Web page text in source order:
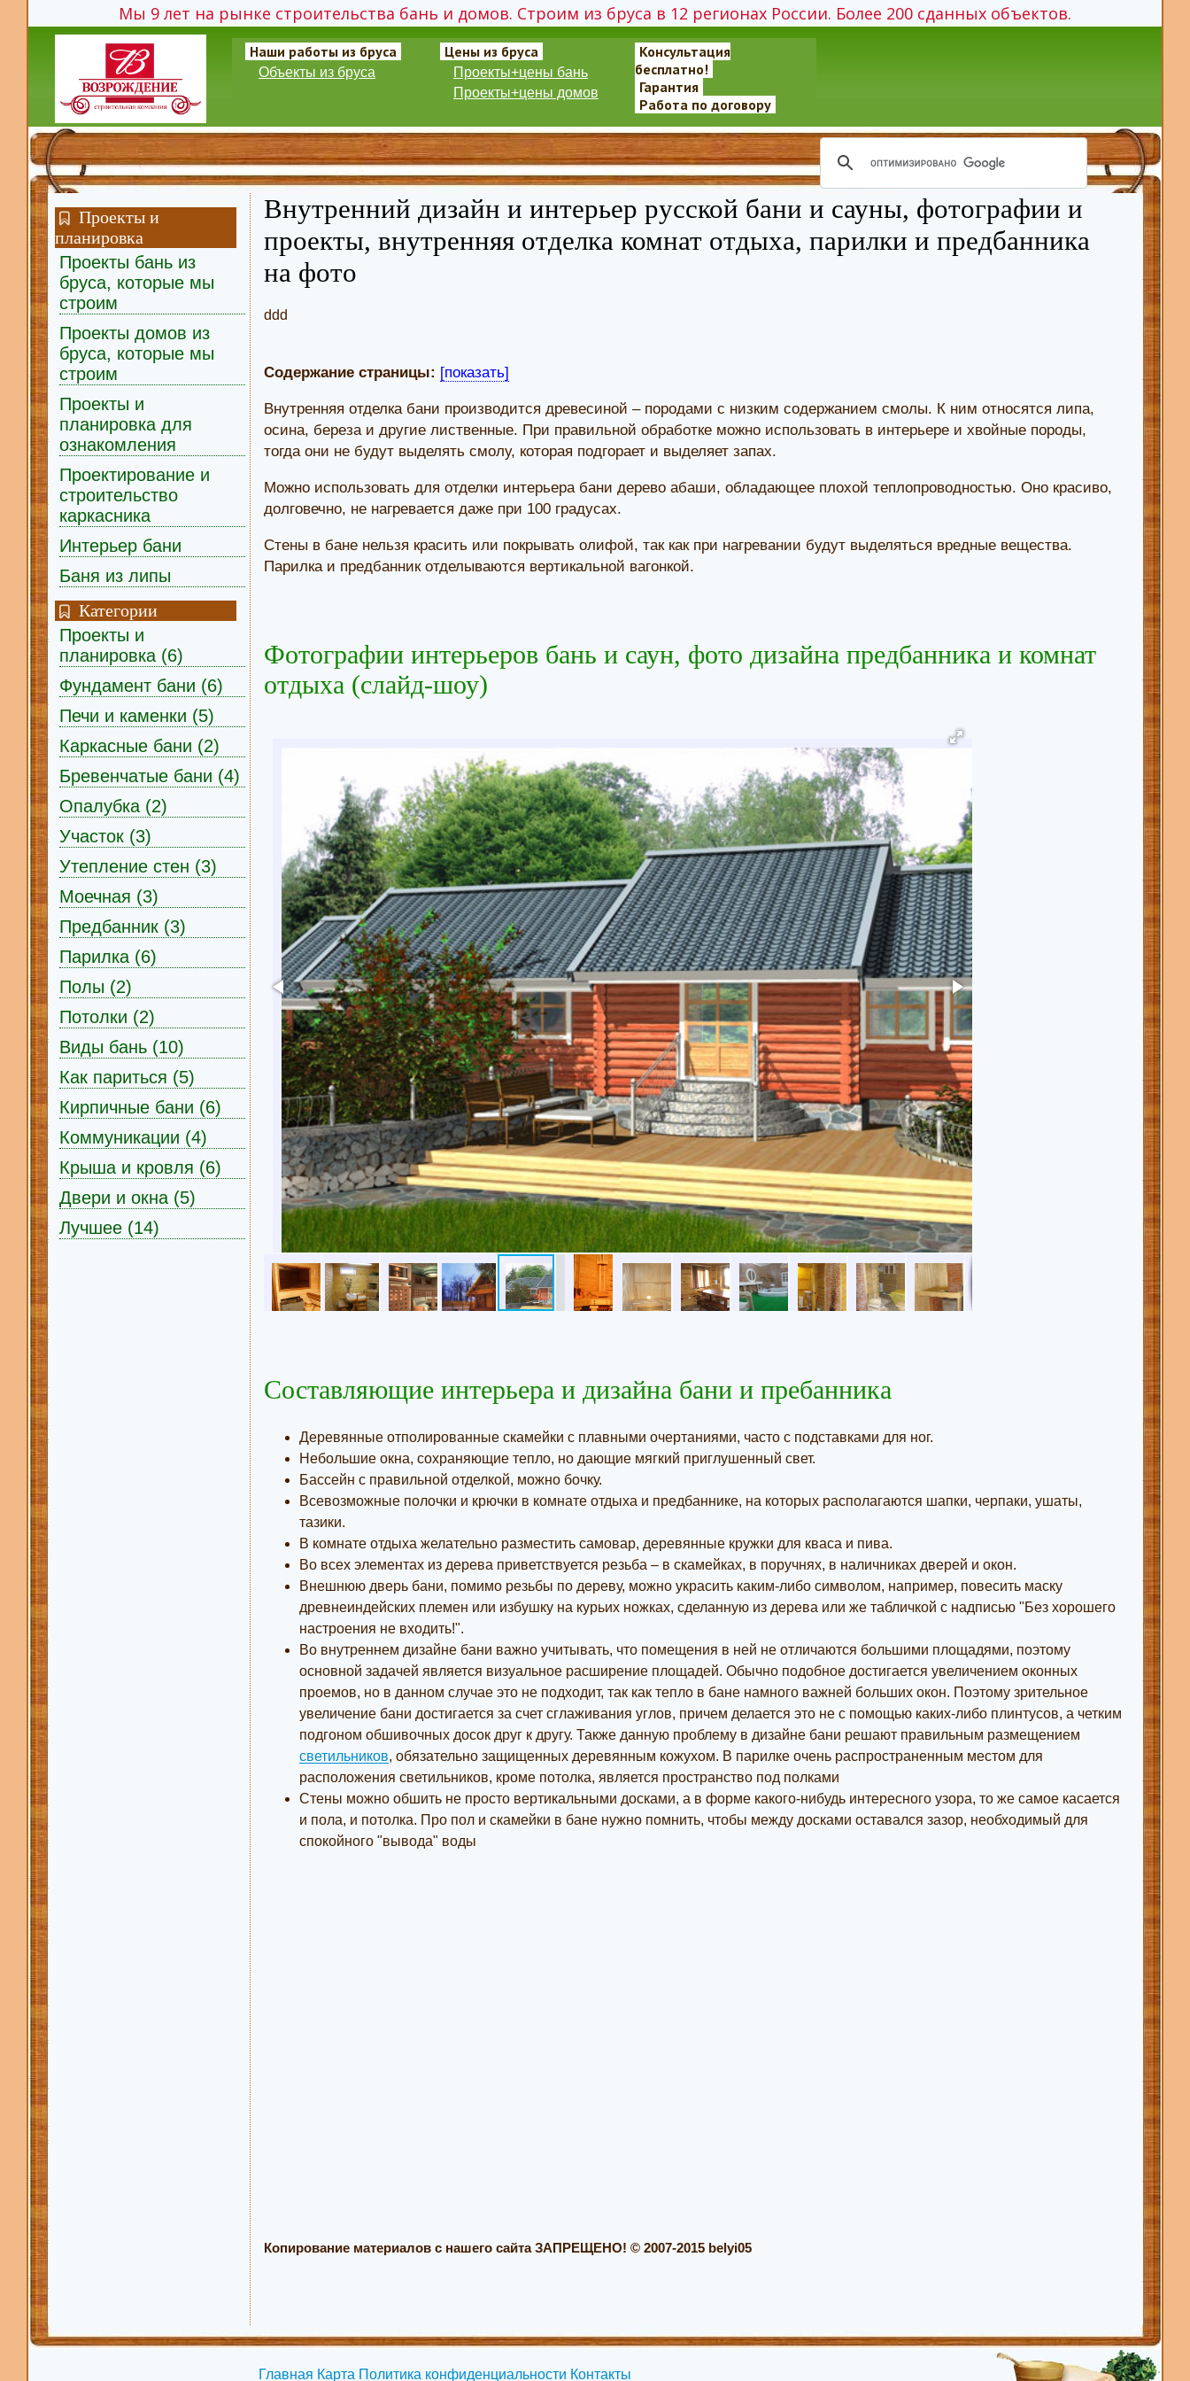
Мы 9 лет на рынке строительства бань и домов. Строим из бруса в 12 регионах России. Более 200 сданных объектов.
Наши работы из бруса
Объекты из бруса
Цены из бруса
Проекты+цены бань
Проекты+цены домов
Консультация
бесплатно!
Гарантия
Работа по договору
Проекты и
планировка
Проекты бань из
бруса, которые мы
строим
Проекты домов из
бруса, которые мы
строим
Проекты и
планировка для
ознакомления
Проектирование и
строительство
каркасника
Интерьер бани
Баня из липы
Категории
Проекты и
планировка (6)
Фундамент бани (6)
Печи и каменки (5)
Каркасные бани (2)
Бревенчатые бани (4)
Опалубка (2)
Участок (3)
Утепление стен (3)
Моечная (3)
Предбанник (3)
Парилка (6)
Полы (2)
Потолки (2)
Виды бань (10)
Как париться (5)
Кирпичные бани (6)
Коммуникации (4)
Крыша и кровля (6)
Двери и окна (5)
Лучшее (14)
Внутренний дизайн и интерьер русской бани и сауны, фотографии и
проекты, внутренняя отделка комнат отдыха, парилки и предбанника
на фото
ddd
Содержание страницы: [показать]
Внутренняя отделка бани производится древесиной – породами с низким содержанием смолы. К ним относятся липа,
осина, береза и другие лиственные. При правильной обработке можно использовать в интерьере и хвойные породы,
тогда они не будут выделять смолу, которая подгорает и выделяет запах.
Можно использовать для отделки интерьера бани дерево абаши, обладающее плохой теплопроводностью. Оно красиво,
долговечно, не нагревается даже при 100 градусах.
Стены в бане нельзя красить или покрывать олифой, так как при нагревании будут выделяться вредные вещества.
Парилка и предбанник отделываются вертикальной вагонкой.
Фотографии интерьеров бань и саун, фото дизайна предбанника и комнат
отдыха (слайд-шоу)
Составляющие интерьера и дизайна бани и пребанника
Деревянные отполированные скамейки с плавными очертаниями, часто с подставками для ног.
Небольшие окна, сохраняющие тепло, но дающие мягкий приглушенный свет.
Бассейн с правильной отделкой, можно бочку.
Всевозможные полочки и крючки в комнате отдыха и предбаннике, на которых располагаются шапки, черпаки, ушаты,
тазики.
В комнате отдыха желательно разместить самовар, деревянные кружки для кваса и пива.
Во всех элементах из дерева приветствуется резьба – в скамейках, в поручнях, в наличниках дверей и окон.
Внешнюю дверь бани, помимо резьбы по дереву, можно украсить каким-либо символом, например, повесить маску
древнеиндейских племен или избушку на курьих ножках, сделанную из дерева или же табличкой с надписью "Без хорошего
настроения не входить!".
Во внутреннем дизайне бани важно учитывать, что помещения в ней не отличаются большими площадями, поэтому
основной задачей является визуальное расширение площадей. Обычно подобное достигается увеличением оконных
проемов, но в данном случае это не подходит, так как тепло в бане намного важней больших окон. Поэтому зрительное
увеличение бани достигается за счет сглаживания углов, причем делается это не с помощью каких-либо плинтусов, а четким
подгоном обшивочных досок друг к другу. Также данную проблему в дизайне бани решают правильным размещением
светильников, обязательно защищенных деревянным кожухом. В парилке очень распространенным местом для
расположения светильников, кроме потолка, является пространство под полками
Стены можно обшить не просто вертикальными досками, а в форме какого-нибудь интересного узора, то же самое касается
и пола, и потолка. Про пол и скамейки в бане нужно помнить, чтобы между досками оставался зазор, необходимый для
спокойного "вывода" воды
Копирование материалов с нашего сайта ЗАПРЕЩЕНО! © 2007-2015 belyi05
Главная Карта Политика конфиденциальности Контакты